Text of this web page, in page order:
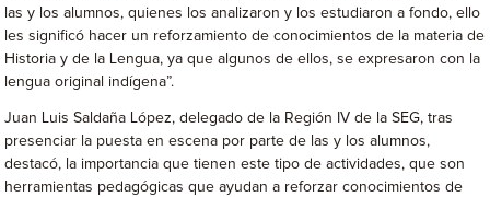
las y los alumnos, quienes los analizaron y los estudiaron a fondo, ello
les significó hacer un reforzamiento de conocimientos de la materia de
Historia y de la Lengua, ya que algunos de ellos, se expresaron con la
lengua original indígena”.
Juan Luis Saldaña López, delegado de la Región IV de la SEG, tras
presenciar la puesta en escena por parte de las y los alumnos,
destacó, la importancia que tienen este tipo de actividades, que son
herramientas pedagógicas que ayudan a reforzar conocimientos de